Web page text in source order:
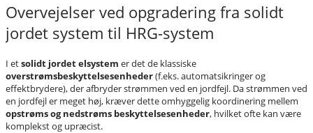
Overvejelser ved opgradering fra solidt
jordet system til HRG-system
I etsolidt jordet elsystem er det de klassiske
overstrømsbeskyttelsesenheder(f.eks. automatsikringer og
effektbrydere), der afbryder strømmen ved en jordfejl. Da strømmen ved
en jordfejl er meget høj, kræver dette omhyggelig koordinering mellem
opstrøms og nedstrøms beskyttelsesenheder, hvilket ofte kan være
komplekst og upræcist.